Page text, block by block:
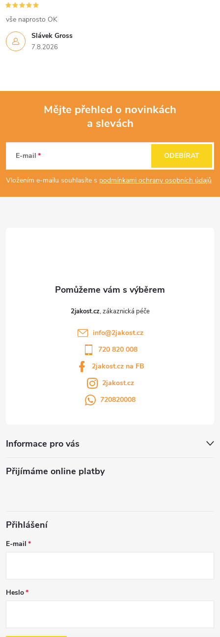
Slávek Gross
7.8.2026
vše naprosto OK
p
a
Mějte přehled o novinkách
a slevách
E-mail
Vložením e-mailu souhlasíte s podmínkami ochrany osobních údajů
ODEBÍRAT
2jakost.cz
info@2jakost.cz
720 820 008
2jakost.cz na FB
2jakost.cz
720820008
Informace pro vás
Přijímáme online platby
Přihlášení
E-mail
Heslo